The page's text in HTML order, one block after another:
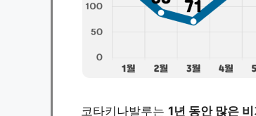
코타키나발루는 1년 동안 많은